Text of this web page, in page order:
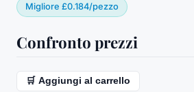
Migliore £0.184/pezzo
Confronto prezzi
🛒 Aggiungi al carrello